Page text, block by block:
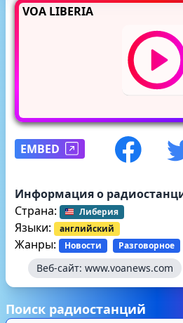
VOA LIBERIA
EMBED
Информация о
Страна:
Либерия
Языки: английский
Жанры: Новости Разговорное
Веб-сайт: www.voanews.com
Поиск радиостанций